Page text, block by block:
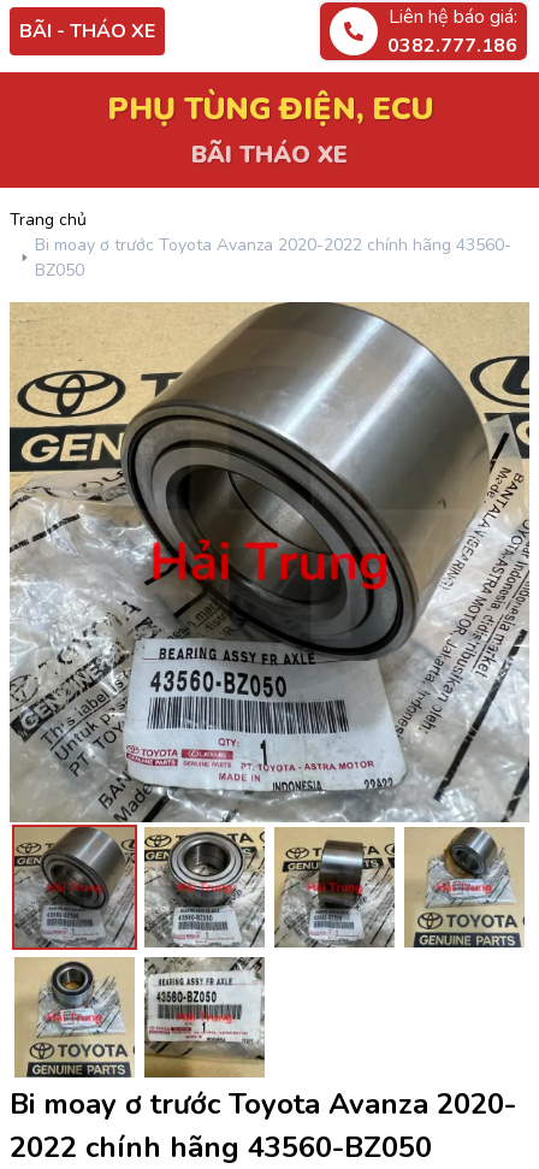
BÃI - THÁO XE
Liên hệ báo giá:
0382.777.186
PHỤ TÙNG ĐIỆN, ECU
BÃI THÁO XE
Trang chủ
Bi moay ơ trước Toyota Avanza 2020-2022 chính hãng 43560-
BZ050
Bi moay ơ trước Toyota Avanza 2020-
2022 chính hãng 43560-BZ050